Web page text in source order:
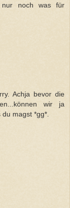
noch was für
Achja bevor die
wir ja
magst *gg*.